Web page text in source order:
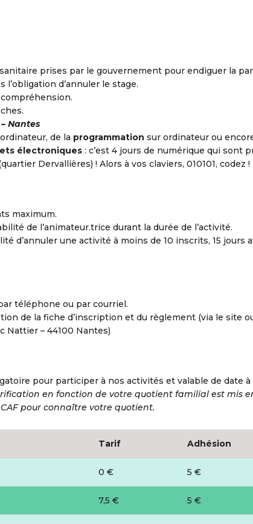
prises par le gouvernement pour endiguer la
l’obligation d’annuler le stage.
Nantes
de la programmation sur ordinateur ou
électroniques: c’est 4 jours de numérique qui sont
Dervallières) ! Alors à vos claviers, 010101, codez !
maximum.
de l’animateur.trice durant la durée de l’activité.
d’annuler une activité à moins de 10 inscrits, 15 jours
téléphone ou par courriel.
de la fiche d’inscription et du règlement (via le site
Nattier – 44100 Nantes)
pour participer à nos activités et valable de date à
en fonction de votre quotient familial est mis
pour connaître votre quotient.
Tarif Adhésion
0 € 5 €
7,5 € 5 €